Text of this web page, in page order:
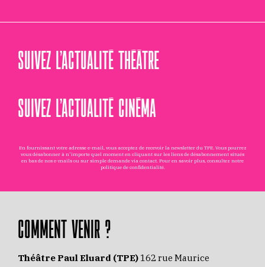
SUIVEZ L’ACTUALITÉ THÉÂTRE
SUIVEZ L’ACTUALITÉ CINÉMA
En fournissant votre adresse e-mail, vous acceptez de recevoir la newsletter du TPE. Vous pourrez
vous désabonner à n'importe quel moment en cliquant sur les liens de désabonnement situés
en bas de nos e-mails ou sur simple demande via contact . Pour en savoir plus, consultez notre
politique de confidentialité.
COMMENT VENIR ?
Théâtre Paul Eluard (TPE) 162 rue Maurice